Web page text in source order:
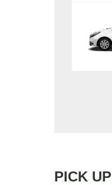
PICK UP